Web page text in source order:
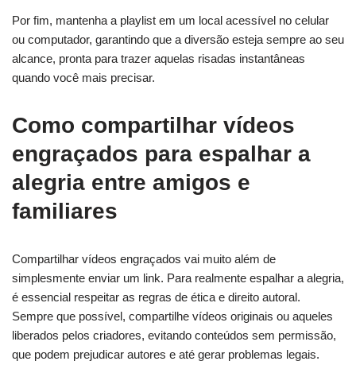
Por fim, mantenha a playlist em um local acessível no celular
ou computador, garantindo que a diversão esteja sempre ao seu
alcance, pronta para trazer aquelas risadas instantâneas
quando você mais precisar.
Como compartilhar vídeos
engraçados para espalhar a
alegria entre amigos e
familiares
Compartilhar vídeos engraçados vai muito além de
simplesmente enviar um link. Para realmente espalhar a alegria,
é essencial respeitar as regras de ética e direito autoral.
Sempre que possível, compartilhe vídeos originais ou aqueles
liberados pelos criadores, evitando conteúdos sem permissão,
que podem prejudicar autores e até gerar problemas legais.